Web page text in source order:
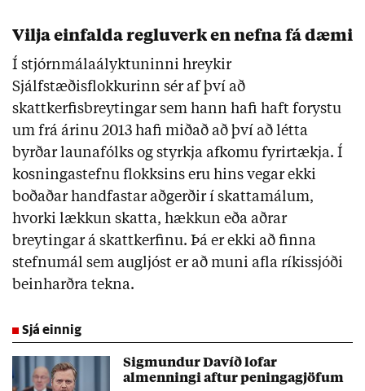
Vilja einfalda regluverk en nefna fá dæmi
Í stjórnmálaályktuninni hreykir
Sjálfstæðisflokkurinn sér af því að
skattkerfisbreytingar sem hann hafi haft forystu
um frá árinu 2013 hafi miðað að því að létta
byrðar launafólks og styrkja afkomu fyrirtækja. Í
kosningastefnu flokksins eru hins vegar ekki
boðaðar handfastar aðgerðir í skattamálum,
hvorki lækkun skatta, hækkun eða aðrar
breytingar á skattkerfinu. Þá er ekki að finna
stefnumál sem augljóst er að muni afla ríkissjóði
beinharðra tekna.
Sjá einnig
Sigmundur Davíð lofar
almenningi aftur peningagjöfum